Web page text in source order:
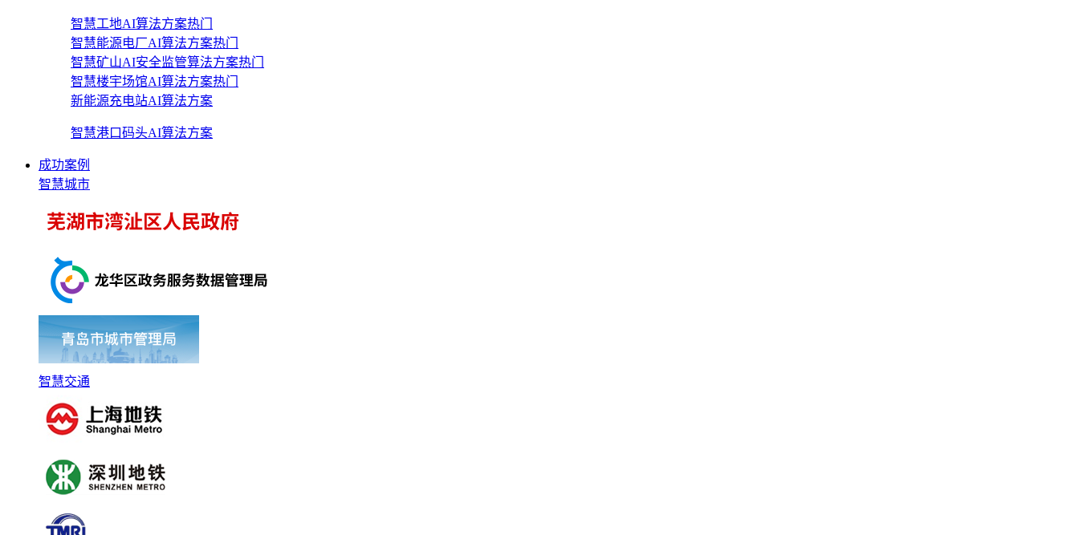
智慧工地AI算法方案热门
智慧能源电厂AI算法方案热门
智慧矿山AI安全监管算法方案热门
智慧楼宇场馆AI算法方案热门
新能源充电站AI算法方案
智慧港口码头AI算法方案
成功案例
智慧城市
智慧交通